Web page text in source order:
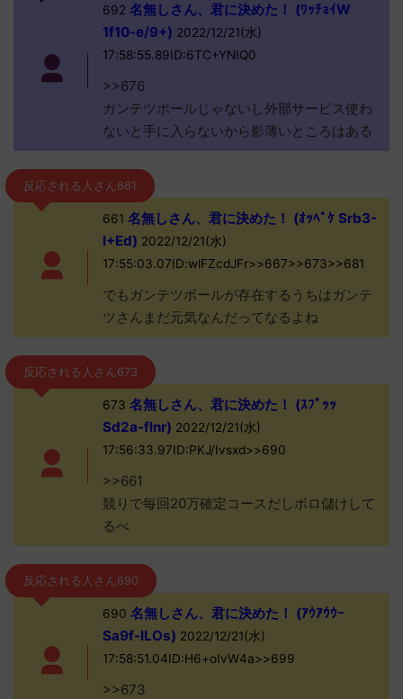
692 名無しさん、君に決めた！ (ﾜｯﾁｮｲW
1f10-e/9+) 2022/12/21(水)
17:58:55.89ID:6TC+YNIQ0
>>676
ガンテツボールじゃないし外部サービス使わ
ないと手に入らないから影薄いところはある
反応される人さん661
661 名無しさん、君に決めた！ (ｵｯﾍﾟｹ Srb3-
I+Ed) 2022/12/21(水)
17:55:03.07ID:wlFZcdJFr>>667>>673>>681
でもガンテツボールが存在するうちはガンテ
ツさんまだ元気なんだってなるよね
反応される人さん673
673 名無しさん、君に決めた！ (ｽﾌﾟｯｯ
Sd2a-flnr) 2022/12/21(水)
17:56:33.97ID:PKJ/Ivsxd>>690
>>661
競りで毎回20万確定コースだしボロ儲けして
るべ
反応される人さん690
690 名無しさん、君に決めた！ (ｱｳｱｳｳｰ
Sa9f-ILOs) 2022/12/21(水)
17:58:51.04ID:H6+oIvW4a>>699
>>673